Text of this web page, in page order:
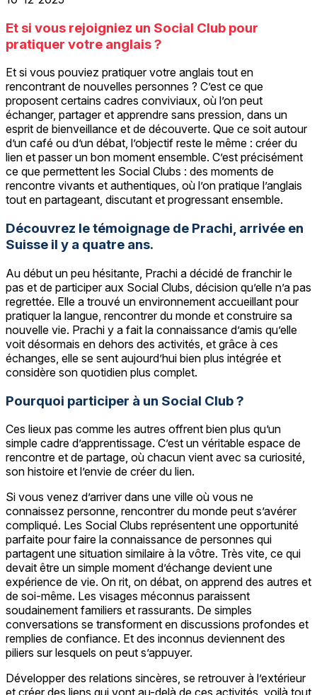
Et si vous rejoigniez un Social Club pour
pratiquer votre anglais ?
Et si vous pouviez pratiquer votre anglais tout en
rencontrant de nouvelles personnes ? C’est ce que
proposent certains cadres conviviaux, où l’on peut
échanger, partager et apprendre sans pression, dans un
esprit de bienveillance et de découverte. Que ce soit autour
d’un café ou d’un débat, l’objectif reste le même : créer du
lien et passer un bon moment ensemble. C’est précisément
ce que permettent les Social Clubs : des moments de
rencontre vivants et authentiques, où l’on pratique l’anglais
tout en partageant, discutant et progressant ensemble.
Découvrez le témoignage de Prachi, arrivée en
Suisse il y a quatre ans.
Au début un peu hésitante, Prachi a décidé de franchir le
pas et de participer aux Social Clubs, décision qu’elle n’a pas
regrettée. Elle a trouvé un environnement accueillant pour
pratiquer la langue, rencontrer du monde et construire sa
nouvelle vie. Prachi y a fait la connaissance d’amis qu’elle
voit désormais en dehors des activités, et grâce à ces
échanges, elle se sent aujourd’hui bien plus intégrée et
considère son quotidien plus complet.
Pourquoi participer à un Social Club ?
Ces lieux pas comme les autres offrent bien plus qu’un
simple cadre d’apprentissage. C’est un véritable espace de
rencontre et de partage, où chacun vient avec sa curiosité,
son histoire et l’envie de créer du lien.
Si vous venez d’arriver dans une ville où vous ne
connaissez personne, rencontrer du monde peut s’avérer
compliqué. Les Social Clubs représentent une opportunité
parfaite pour faire la connaissance de personnes qui
partagent une situation similaire à la vôtre. Très vite, ce qui
devait être un simple moment d’échange devient une
expérience de vie. On rit, on débat, on apprend des autres et
de soi-même. Les visages méconnus paraissent
soudainement familiers et rassurants. De simples
conversations se transforment en discussions profondes et
remplies de confiance. Et des inconnus deviennent des
piliers sur lesquels on peut s’appuyer.
Développer des relations sincères, se retrouver à l’extérieur